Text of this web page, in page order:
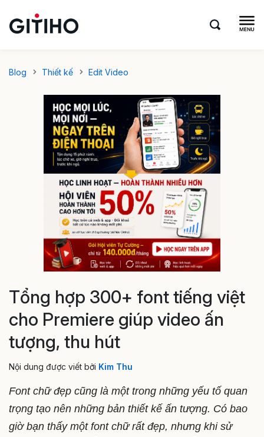
Blog Thiết kế Edit Video
Tổng hợp 300+ font tiếng việt
cho Premiere giúp video ấn
tượng, thu hút
Nội dung được viết bởi Kim Thu
Font chữ đẹp cũng là một trong những yếu tố quan
trọng tạo nên những bản thiết kế ấn tượng. Có bao
giờ bạn thấy một font chữ rất đẹp, nhưng khi sử